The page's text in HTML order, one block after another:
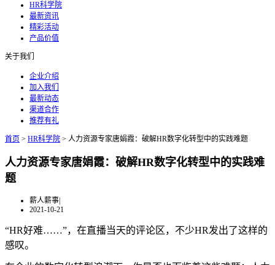
HR科学院
最新资讯
精彩活动
产品价值
关于我们
企业介绍
加入我们
最新动态
渠道合作
推荐有礼
首页 > HR科学院 > 人力资源专家唐娟霞：破解HR数字化转型中的实践难题
人力资源专家唐娟霞：破解HR数字化转型中的实践难
题
薪人薪事|
2021-10-21
“HR好难……”，在直播当天的评论区，不少HR发出了这样的
感叹。